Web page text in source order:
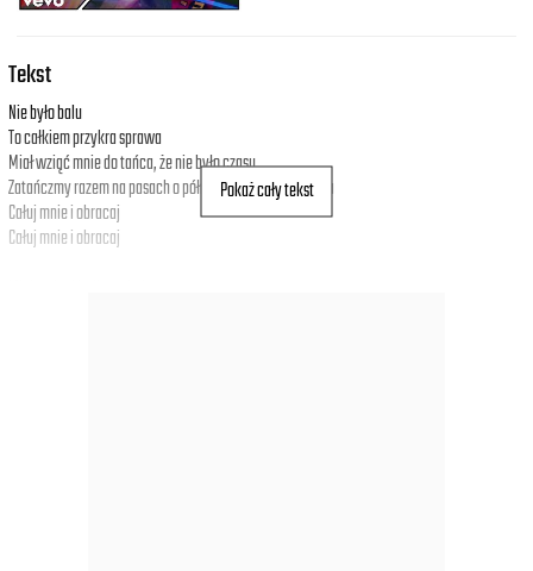
Tekst
Pokaż cały tekst
Nie było balu
To całkiem przykra sprawa
Miał wziąć mnie do tańca, że nie było czasu
Zatańczmy razem na pasach o północy w centrum miasta
Całuj mnie i obracaj
Całuj mnie i obracaj